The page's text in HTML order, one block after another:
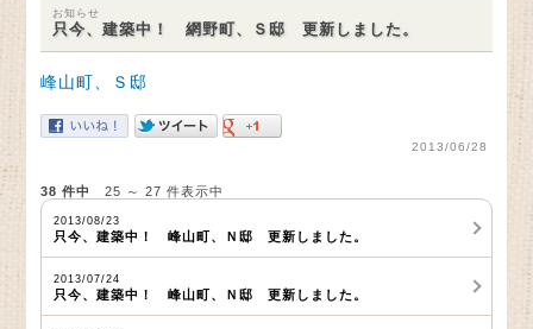
お知らせ
只今、建築中！ 網野町、Ｓ邸 更新しました。
峰山町、Ｓ邸
2013/06/28
38 件中 25 ～ 27 件表示中
2013/08/23
只今、建築中！ 峰山町、Ｎ邸 更新しました。
2013/07/24
只今、建築中！ 峰山町、Ｎ邸 更新しました。